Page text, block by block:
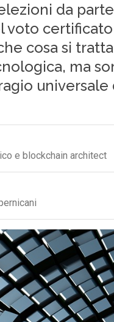
da
voto
cosa si
ma
e blockchain architect